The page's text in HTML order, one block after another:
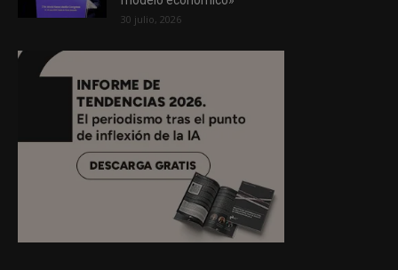
30 julio, 2026